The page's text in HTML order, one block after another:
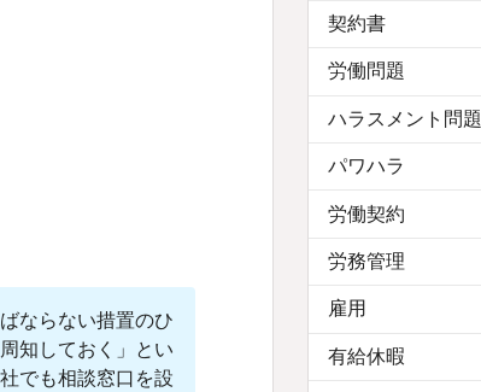
ならない措置のひ
知しておく」とい
でも相談窓口を設
契約書
労働問題
ハラスメント問題
パワハラ
労働契約
労務管理
雇用
有給休暇